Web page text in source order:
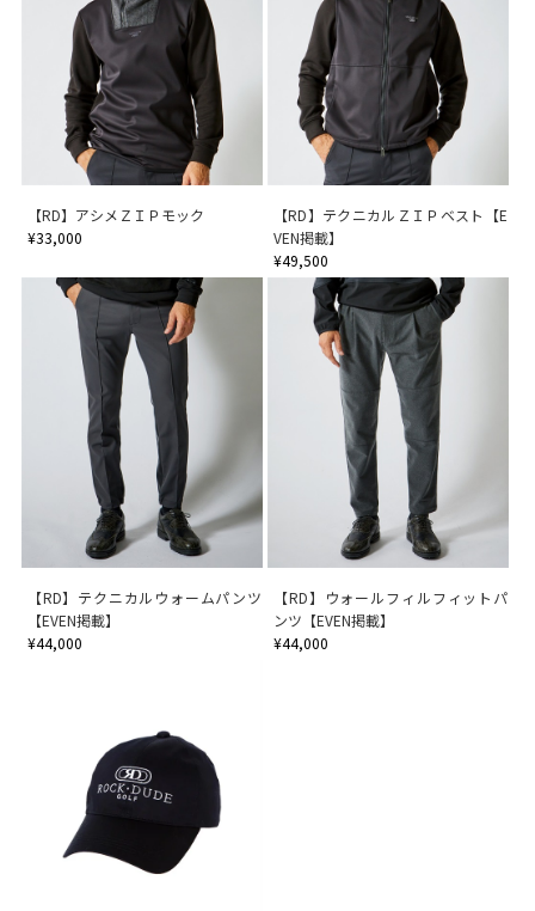
【RD】アシメＺＩＰモック
¥33,000
【RD】テクニカルＺＩＰベスト【E
VEN掲載】
¥49,500
【RD】テクニカルウォームパンツ
【EVEN掲載】
¥44,000
【RD】ウォールフィルフィットパ
ンツ【EVEN掲載】
¥44,000